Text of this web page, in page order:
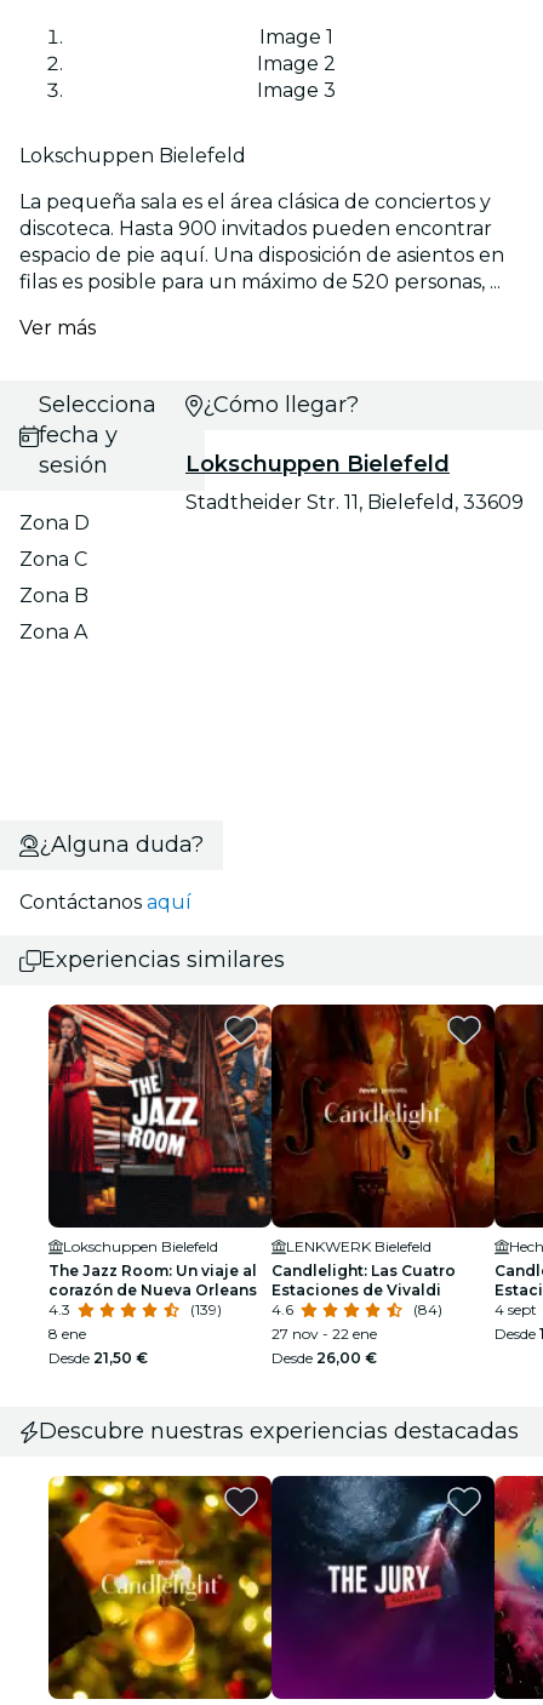
Image 1
Image 2
Image 3
Lokschuppen Bielefeld
La pequeña sala es el área clásica de conciertos y
discoteca. Hasta 900 invitados pueden encontrar
espacio de pie aquí. Una disposición de asientos en
filas es posible para un máximo de 520 personas, ...
Ver más
Selecciona
fecha y
sesión
Zona D
Zona C
Zona B
Zona A
¿Cómo llegar?
Lokschuppen Bielefeld
Stadtheider Str. 11, Bielefeld, 33609
¿Alguna duda?
Contáctanos aquí
Experiencias similares
Lokschuppen Bielefeld
The Jazz Room: Un viaje al
corazón de Nueva Orleans
4.3
(139)
8 ene
Desde 21,50 €
LENKWERK Bielefeld
Candlelight: Las Cuatro
Estaciones de Vivaldi
4.6
(84)
27 nov - 22 ene
Desde 26,00 €
4 sept
Desde
Descubre nuestras experiencias destacadas